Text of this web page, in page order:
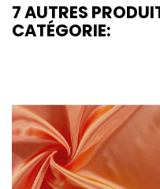
7 AUTRES
CATÉGORIE: